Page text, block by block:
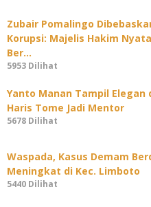
Zubair Pomalingo
Korupsi: Majelis Hakim
Ber…
5953 Dilihat
Yanto Manan Tampil Elegan
Haris Tome Jadi Mentor
5678 Dilihat
Waspada, Kasus Demam
Meningkat di Kec. Limboto
5440 Dilihat